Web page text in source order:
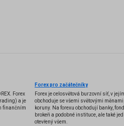
Forex
a je
finančním
Forex pro začátečníky
Forex je celosvětová burzovní síť, v
obchoduje se všemi světovými
koruny. Na forexu obchodují banky,
brokeři a podobné instituce, ale také
otevřený všem.